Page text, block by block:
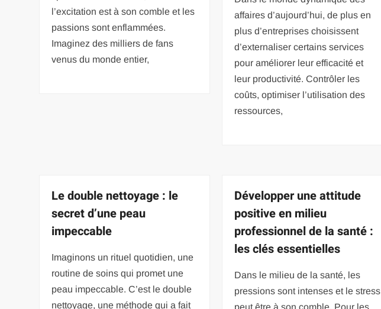
l’excitation est à son comble et les
passions sont enflammées.
Imaginez des milliers de fans
venus du monde entier,
affaires d’aujourd’hui, de plus en
plus d’entreprises choisissent
d’externaliser certains services
pour améliorer leur efficacité et
leur productivité. Contrôler les
coûts, optimiser l’utilisation des
ressources,
Le double nettoyage : le
secret d’une peau
impeccable
Imaginons un rituel quotidien, une
routine de soins qui promet une
peau impeccable. C’est le double
nettoyage, une méthode qui a fait
Développer une attitude
positive en milieu
professionnel de la santé :
les clés essentielles
Dans le milieu de la santé, les
pressions sont intenses et le stress
peut être à son comble. Pour les